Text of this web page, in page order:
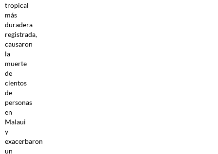
tropical
más
duradera
registrada,
causaron
la
muerte
de
cientos
de
personas
en
Malaui
y
exacerbaron
un